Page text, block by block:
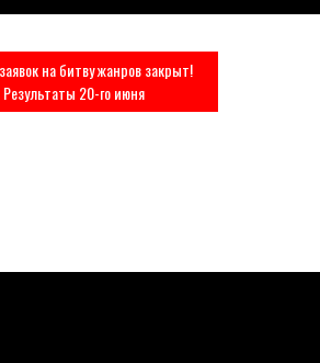
на битву жанров закрыт!
Результаты 20-го июня